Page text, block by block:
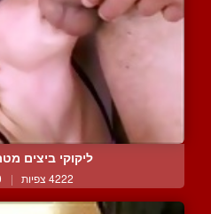
ליקוקי ביצים
4222 צפיות |
0